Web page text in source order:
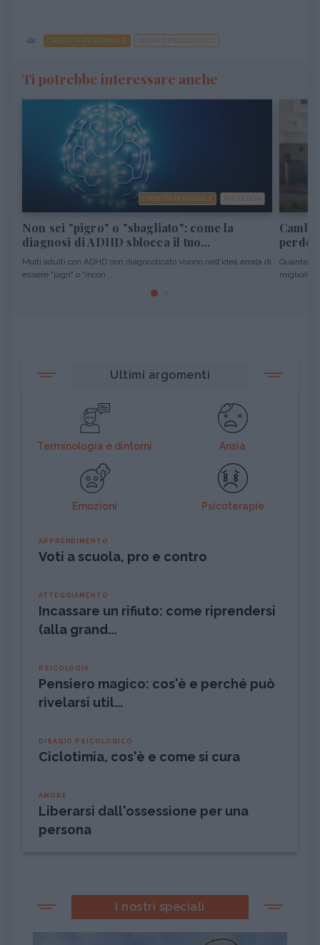
da: CRESCITA PERSONALE DISAGIO PSICOLOGICO
Ti potrebbe interessare anche
CRESCITA PERSONALE PSICOLOGIA
Non sei "pigro" o "sbagliato": come la
diagnosi di ADHD sblocca il tuo...
Molti adulti con ADHD non diagnosticato vivono nell'idea errata di
essere "pigri" o "incon...
Quante
migliori
Ultimi argomenti
Terminologia e dintorni Ansia
Emozioni Psicoterapie
APPRENDIMENTO
Voti a scuola, pro e contro
ATTEGGIAMENTO
Incassare un rifiuto: come riprendersi
(alla grand...
PSICOLOGIA
Pensiero magico: cos'è e perché può
rivelarsi util...
DISAGIO PSICOLOGICO
Ciclotimia, cos'è e come si cura
AMORE
Liberarsi dall'ossessione per una
persona
I nostri speciali